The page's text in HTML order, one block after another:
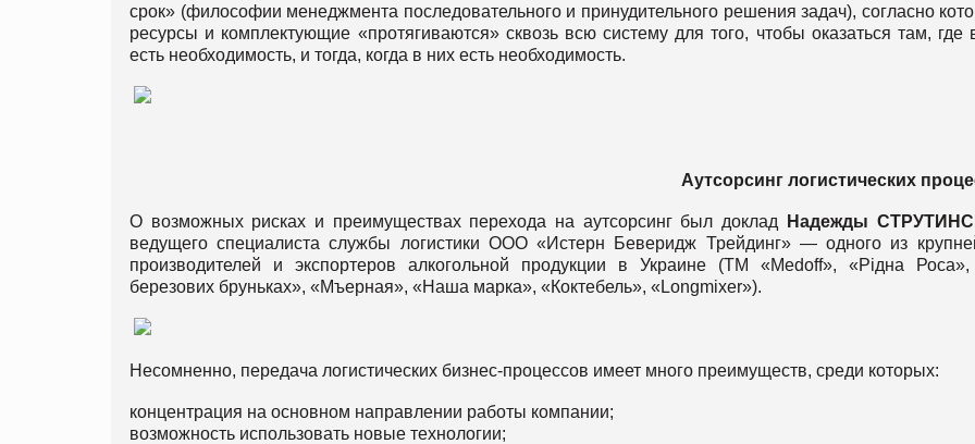
срок» (философии менеджмента последовательного и принудительного решения задач), согласно
ресурсы и комплектующие «протягиваются» сквозь всю систему для того, чтобы оказаться там, где
есть необходимость, и тогда, когда в них есть необходимость.
Аутсорсинг логистических
О возможных рисках и преимуществах перехода на аутсорсинг был доклад Надежды
ведущего специалиста службы логистики ООО «Истерн Беверидж Трейдинг» — одного из
производителей и экспортеров алкогольной продукции в Украине (ТМ «Medoff», «Рідна
березових бруньках», «Мъерная», «Наша марка», «Коктебель», «Longmixer»).
Несомненно, передача логистических бизнес-процессов имеет много преимуществ, среди которых:
концентрация на основном направлении работы компании;
возможность использовать новые технологии;